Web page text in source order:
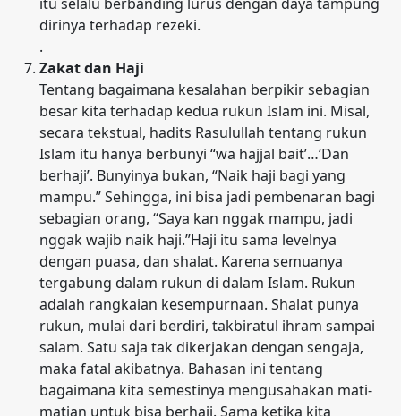
dirinya terhadap rezeki.
.
Zakat dan Haji
Tentang bagaimana kesalahan berpikir sebagian
besar kita terhadap kedua rukun Islam ini. Misal,
secara tekstual, hadits Rasulullah tentang rukun
Islam itu hanya berbunyi “wa hajjal bait’…‘Dan
berhaji’. Bunyinya bukan, “Naik haji bagi yang
mampu.” Sehingga, ini bisa jadi pembenaran bagi
sebagian orang, “Saya kan nggak mampu, jadi
nggak wajib naik haji.”Haji itu sama levelnya
dengan puasa, dan shalat. Karena semuanya
tergabung dalam rukun di dalam Islam. Rukun
adalah rangkaian kesempurnaan. Shalat punya
rukun, mulai dari berdiri, takbiratul ihram sampai
salam. Satu saja tak dikerjakan dengan sengaja,
maka fatal akibatnya. Bahasan ini tentang
bagaimana kita semestinya mengusahakan mati-
matian untuk bisa berhaji. Sama ketika kita